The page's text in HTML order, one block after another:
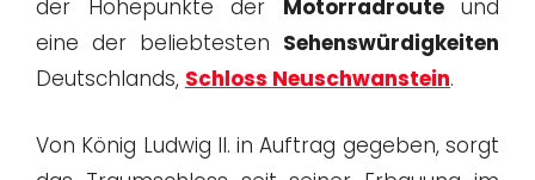
der Höhepunkte der Motorradrouteund
eine der beliebtesten Sehenswürdigkeiten
Deutschlands, Schloss Neuschwanstein.
Von König Ludwig II. in Auftrag gegeben, sorgt